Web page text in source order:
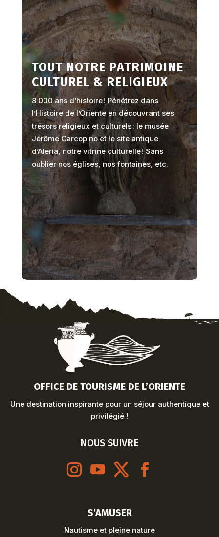
TOUT NOTRE PATRIMOINE
CULTUREL & RELIGIEUX
8 000 ans d’histoire ! Pénétrez dans
l’Histoire de l’Oriente en découvrant ses
trésors religieux et culturels : le musée
Jérôme Carcopino et le site antique
d’Aleria, notre vitrine culturelle ! Sans
oublier nos églises, nos fontaines, etc.
OFFICE DE TOURISME DE L’ORIENTE
Une destination inspirante pour un séjour authentique et
privilégié !
NOUS SUIVRE
S’AMUSER
Nautisme et pleine nature